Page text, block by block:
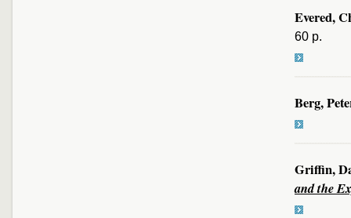
Evered,
60 p.
Berg,
Griffin,
and the